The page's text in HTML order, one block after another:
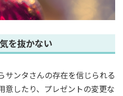
を抜かない
サンタさんの存在を信じられる
意したり、プレゼントの変更な